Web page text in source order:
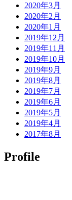
2020年3月
2020年2月
2020年1月
2019年12月
2019年11月
2019年10月
2019年9月
2019年8月
2019年7月
2019年6月
2019年5月
2019年4月
2017年8月
Profile